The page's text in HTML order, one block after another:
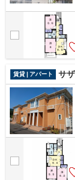
賃貸 | アパート サ